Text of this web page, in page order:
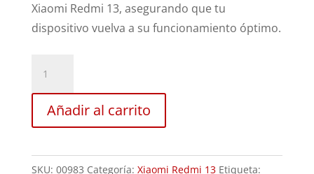
Xiaomi Redmi 13, asegurando que tu
dispositivo vuelva a su funcionamiento óptimo.
Xiaomi
Redmi
Añadir al carrito
SKU: 00983 Categoría: Xiaomi Redmi 13 Etiqueta: